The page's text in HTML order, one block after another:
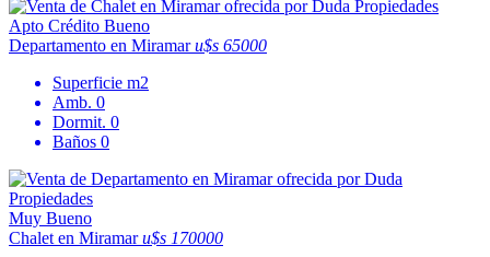
Apto Crédito Bueno
Departamento en Miramaru$s 65000
Superficie m2
Amb. 0
Dormit. 0
Baños 0
Muy Bueno
Chalet en Miramaru$s 170000